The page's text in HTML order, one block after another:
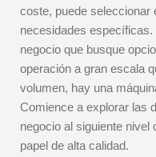
coste, puede seleccionar
necesidades
negocio que busque
operación a gran escala
volumen, hay una
Comience a explorar las
negocio al siguiente nivel
papel de alta calidad.